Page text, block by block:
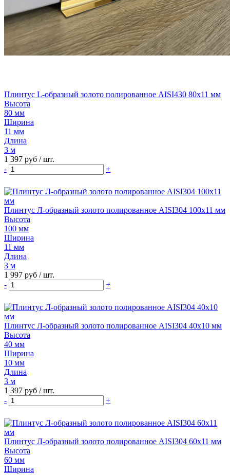
Плинтус L-образный золото полированное AISI430 80х11 мм
Высота
80 мм
Ширина
11 мм
Длина
3 м
1 397 руб / шт.
-
+
Плинтус Л-образный золото полированное AISI304 100х11 мм
Высота
100 мм
Ширина
11 мм
Длина
3 м
1 997 руб / шт.
-
+
Плинтус Л-образный золото полированное AISI304 40х10 мм
Высота
40 мм
Ширина
10 мм
Длина
3 м
1 397 руб / шт.
-
+
Плинтус Л-образный золото полированное AISI304 60х11 мм
Высота
60 мм
Ширина